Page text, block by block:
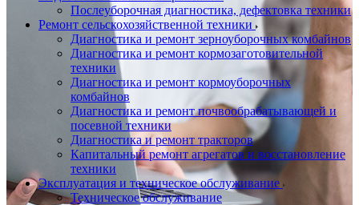
Послеуборочная диагностика, дефектовка техники
Ремонт сельскохозяйственной техники
Диагностика и ремонт зерноуборочных комбайнов
Диагностика и ремонт кормозаготовительной
техники
Диагностика и ремонт кормоуборочных
комбайнов
Диагностика и ремонт почвообрабатывающей и
посевной техники
Диагностика и ремонт тракторов
Капитальный ремонт агрегатов и восстановление
техники
Эксплуатация и техническое обслуживание
Техническое обслуживание